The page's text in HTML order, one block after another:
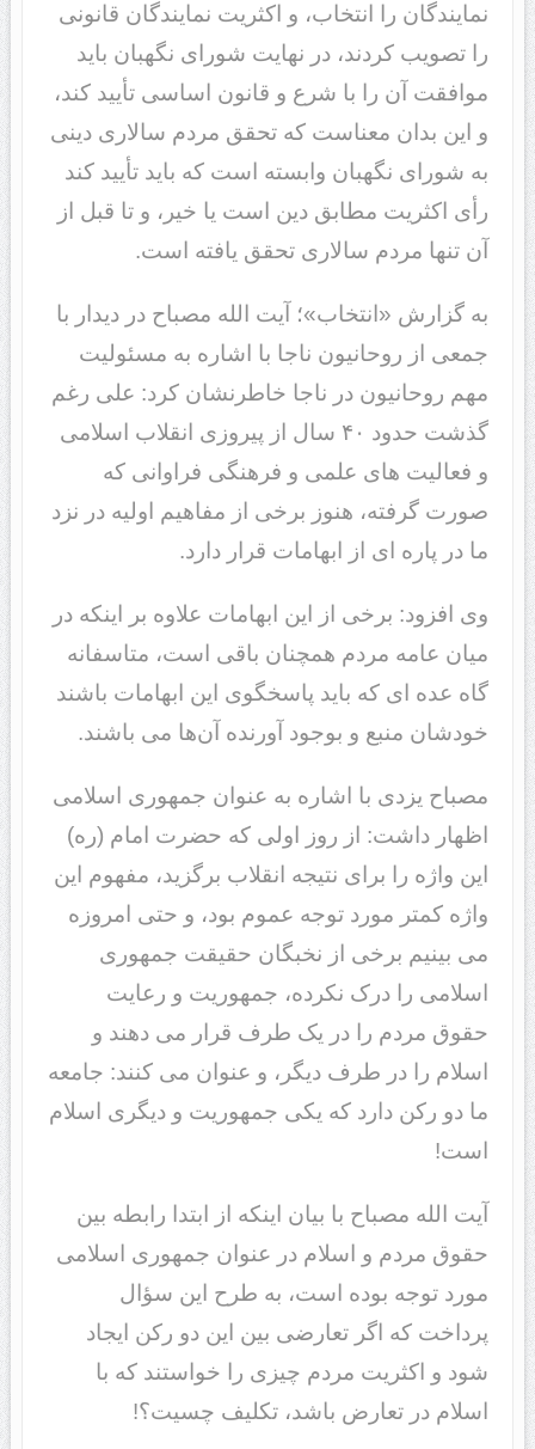
نمایندگان را انتخاب، و اکثریت نمایندگان قانونی
را تصویب کردند، در نهایت شورای نگهبان باید
موافقت آن را با شرع و قانون اساسی تأیید کند،
و این بدان معناست که تحقق مردم سالاری دینی
به شورای نگهبان وابسته است که باید تأیید کند
رأی اکثریت مطابق دین است یا خیر، و تا قبل از
آن تنها مردم سالاری تحقق یافته است.
به گزارش «انتخاب»؛ آیت الله مصباح در دیدار با
جمعی از روحانیون ناجا با اشاره به مسئولیت
مهم روحانیون در ناجا خاطرنشان کرد: علی رغم
گذشت حدود ۴۰ سال از پیروزی انقلاب اسلامی
و فعالیت های علمی و فرهنگی فراوانی که
صورت گرفته، هنوز برخی از مفاهیم اولیه در نزد
ما در پاره ای از ابهامات قرار دارد.
وی افزود: برخی از این ابهامات علاوه بر اینکه در
میان عامه مردم همچنان باقی است، متاسفانه
گاه عده ای که باید پاسخگوی این ابهامات باشند
خودشان منبع و بوجود آورنده آن‌ها می باشند.
مصباح یزدی با اشاره به عنوان جمهوری اسلامی
اظهار داشت: از روز اولی که حضرت امام (ره)
این واژه را برای نتیجه انقلاب برگزید، مفهوم این
واژه کمتر مورد توجه عموم بود، و حتی امروزه
می بینیم برخی از نخبگان حقیقت جمهوری
اسلامی را درک نکرده، جمهوریت و رعایت
حقوق مردم را در یک طرف قرار می دهند و
اسلام را در طرف دیگر، و عنوان می کنند: جامعه
ما دو رکن دارد که یکی جمهوریت و دیگری اسلام
است!
آیت الله مصباح با بیان اینکه از ابتدا رابطه بین
حقوق مردم و اسلام در عنوان جمهوری اسلامی
مورد توجه بوده است، به طرح این سؤال
پرداخت که اگر تعارضی بین این دو رکن ایجاد
شود و اکثریت مردم چیزی را خواستند که با
اسلام در تعارض باشد، تکلیف چسیت؟!